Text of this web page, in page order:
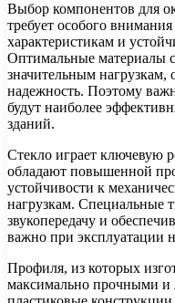
Выбор компонентов для
требует особого
характеристикам и
Оптимальные материалы
значительным нагрузкам,
надежность. Поэтому
будут наиболее
зданий.
Стекло играет ключевую
обладают повышенной
устойчивости к
нагрузкам. Специальные
звукопередачу и
важно при эксплуатации
Профиля, из которых
максимально прочными